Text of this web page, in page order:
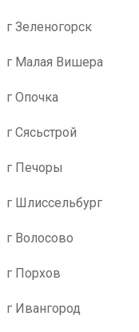
г Зеленогорск
г Малая Вишера
г Опочка
г Сясьстрой
г Печоры
г Шлиссельбург
г Волосово
г Порхов
г Ивангород